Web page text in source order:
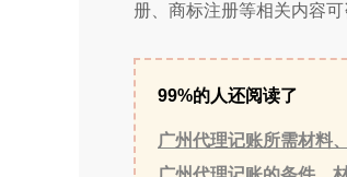
册、商标注册等相关内容
99%的人还阅读了
广州代理记账所需材料